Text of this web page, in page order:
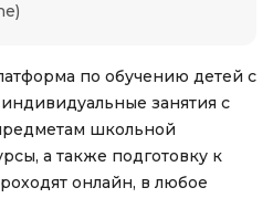
по обучению детей с
индивидуальные занятия с
школьной
а также подготовку к
онлайн, в любое